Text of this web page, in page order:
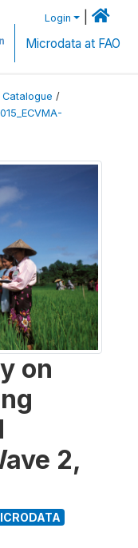
Login
Microdata at FAO
/
on
2,